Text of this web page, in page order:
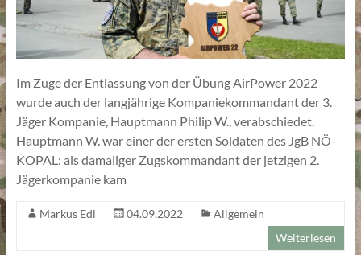
Im Zuge der Entlassung von der Übung AirPower 2022
wurde auch der langjährige Kompaniekommandant der 3.
Jäger Kompanie, Hauptmann Philip W., verabschiedet.
Hauptmann W. war einer der ersten Soldaten des JgB NÖ-
KOPAL: als damaliger Zugskommandant der jetzigen 2.
Jägerkompanie kam
Markus Edl 04.09.2022
Allgemein
Weiterlesen